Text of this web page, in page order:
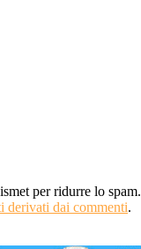
per ridurre lo spam.
derivati dai commenti.